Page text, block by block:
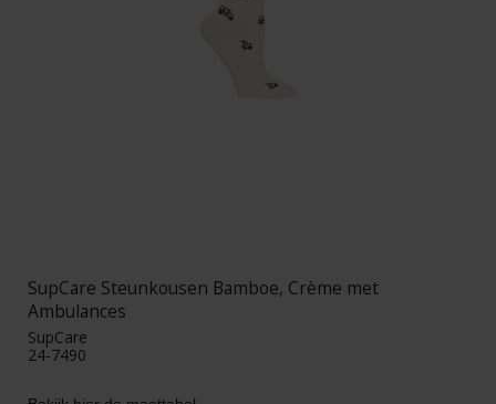
SupCare Steunkousen Bamboe, Crème met
Ambulances
SupCare
24-7490